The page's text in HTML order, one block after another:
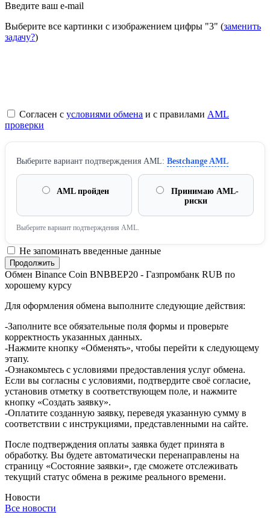
Введите ваш e-mail
Выберите все картинки с изображением цифры "3" (заменить
задачу?)
Согласен с условиями обмена и с правилами AML
проверки
Выберите вариант подтверждения AML: Bestchange AML
AML пройден
Принимаю AML-
риски
Выберите вариант подтверждения AML.
Не запоминать введенные данные
Обмен Binance Coin BNBBEP20 - Газпромбанк RUB по
хорошему курсу
Для оформления обмена выполните следующие действия:
-Заполните все обязательные поля формы и проверьте
корректность указанных данных.
-Нажмите кнопку «Обменять», чтобы перейти к следующему
этапу.
-Ознакомьтесь с условиями предоставления услуг обмена.
Если вы согласны с условиями, подтвердите своё согласие,
установив отметку в соответствующем поле, и нажмите
кнопку «Создать заявку».
-Оплатите созданную заявку, переведя указанную сумму в
соответствии с инструкциями, представленными на сайте.
После подтверждения оплаты заявка будет принята в
обработку. Вы будете автоматически перенаправлены на
страницу «Состояние заявки», где сможете отслеживать
текущий статус обмена в режиме реального времени.
Новости
Все новости